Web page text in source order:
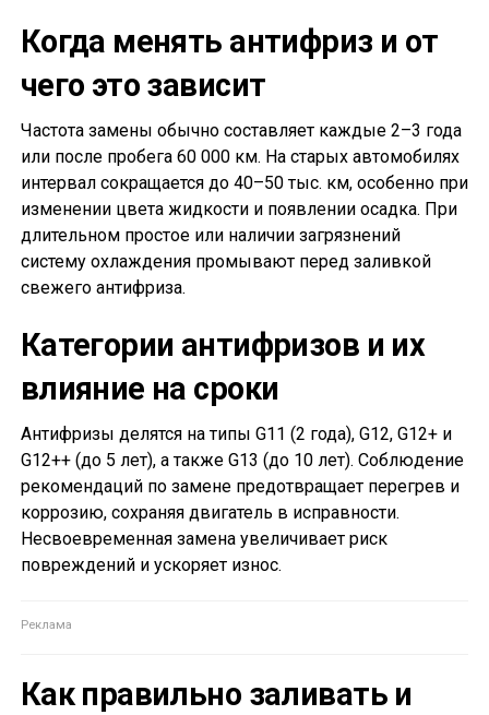
Когда менять антифриз и от
чего это зависит
Частота замены обычно составляет каждые 2–3 года
или после пробега 60 000 км. На старых автомобилях
интервал сокращается до 40–50 тыс. км, особенно при
изменении цвета жидкости и появлении осадка. При
длительном простое или наличии загрязнений
систему охлаждения промывают перед заливкой
свежего антифриза.
Категории антифризов и их
влияние на сроки
Антифризы делятся на типы G11 (2 года), G12, G12+ и
G12++ (до 5 лет), а также G13 (до 10 лет). Соблюдение
рекомендаций по замене предотвращает перегрев и
коррозию, сохраняя двигатель в исправности.
Несвоевременная замена увеличивает риск
повреждений и ускоряет износ.
Как правильно заливать и